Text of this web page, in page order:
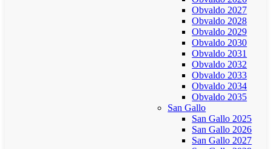
Obvaldo 2027
Obvaldo 2028
Obvaldo 2029
Obvaldo 2030
Obvaldo 2031
Obvaldo 2032
Obvaldo 2033
Obvaldo 2034
Obvaldo 2035
San Gallo
San Gallo 2025
San Gallo 2026
San Gallo 2027